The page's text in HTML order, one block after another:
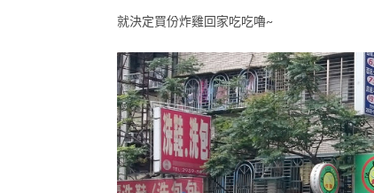
就決定買份炸雞回家吃吃嚕~